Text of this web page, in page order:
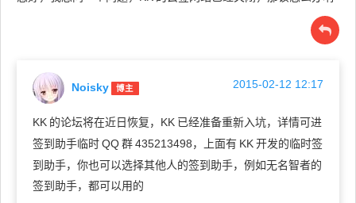
Noisky 博主 2015-02-12 12:17
KK 的论坛将在近日恢复，KK 已经准备重新入坑，详情可进
签到助手临时QQ群435213498，上面有 KK开发的临时签
到助手，你也可以选择其他人的签到助手，例如无名智者的
签到助手，都可以用的